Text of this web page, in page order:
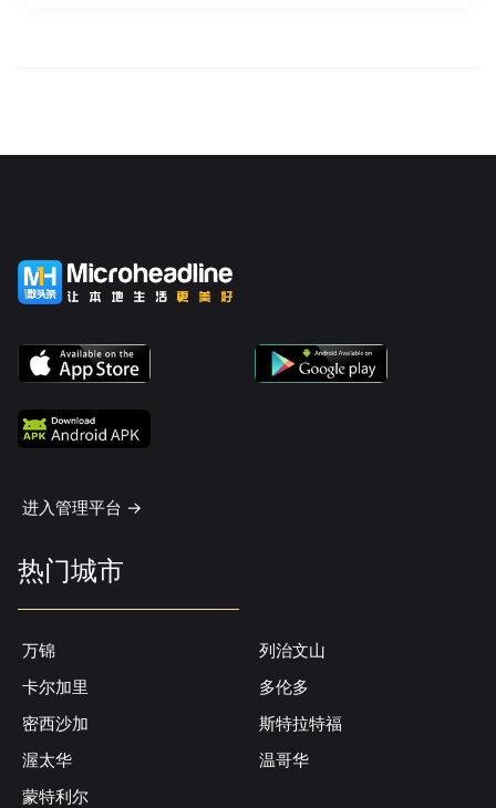
进入管理平台 ->
热门城市
万锦
列治文山
卡尔加里
多伦多
密西沙加
斯特拉特福
渥太华
温哥华
蒙特利尔